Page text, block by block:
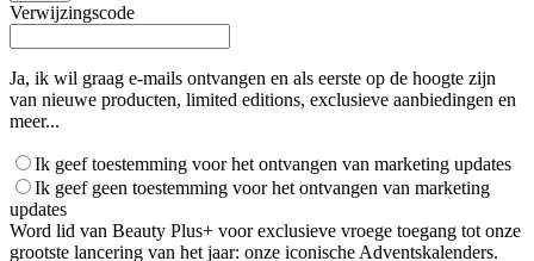
Verwijzingscode
Ja, ik wil graag e-mails ontvangen en als eerste op de hoogte zijn
van nieuwe producten, limited editions, exclusieve aanbiedingen en
meer...
Ik geef toestemming voor het ontvangen van marketing updates
Ik geef geen toestemming voor het ontvangen van marketing
updates
Word lid van Beauty Plus+ voor exclusieve vroege toegang tot onze
grootste lancering van het jaar: onze iconische Adventskalenders.